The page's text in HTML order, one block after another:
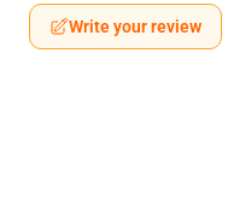
Write your review